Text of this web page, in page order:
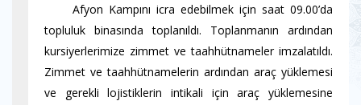
Afyon Kampını icra edebilmek için saat 09.00’da
topluluk binasında toplanıldı. Toplanmanın ardından
kursiyerlerimize zimmet ve taahhütnameler imzalatıldı.
Zimmet ve taahhütnamelerin ardından araç yüklemesi
ve gerekli lojistiklerin intikali için araç yüklemesine